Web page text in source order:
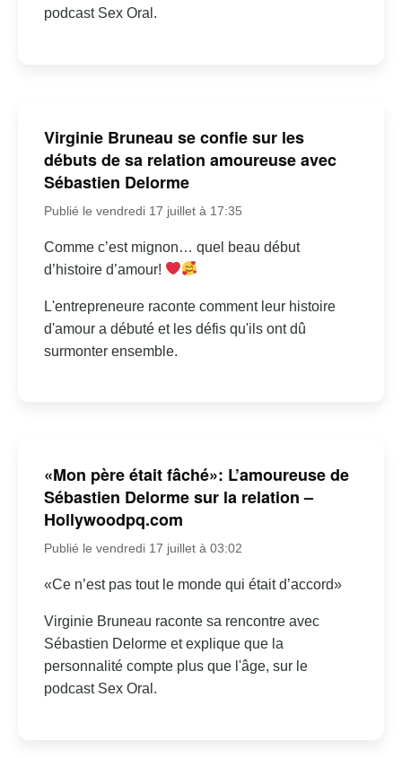
podcast Sex Oral.
Virginie Bruneau se confie sur les
débuts de sa relation amoureuse avec
Sébastien Delorme
Publié le vendredi 17 juillet à 17:35
Comme c’est mignon… quel beau début
d’histoire d’amour!
L'entrepreneure raconte comment leur histoire
d'amour a débuté et les défis qu'ils ont dû
surmonter ensemble.
«Mon père était fâché»: L’amoureuse de
Sébastien Delorme sur la relation –
Hollywoodpq.com
Publié le vendredi 17 juillet à 03:02
«Ce n’est pas tout le monde qui était d’accord»
Virginie Bruneau raconte sa rencontre avec
Sébastien Delorme et explique que la
personnalité compte plus que l'âge, sur le
podcast Sex Oral.